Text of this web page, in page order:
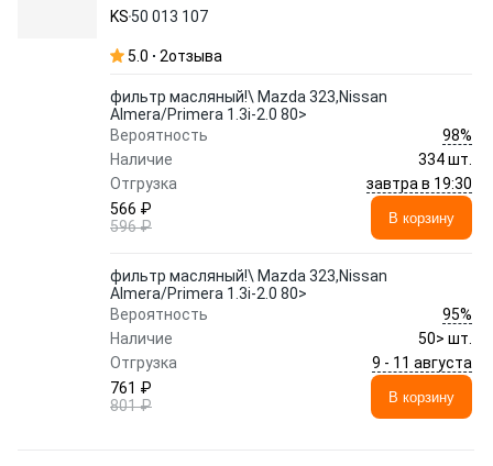
KS 50 013 107
5.0 2отзыва
фильтр масляный!\ Mazda 323,Nissan
Almera/Primera 1.3i-2.0 80>
Вероятность
98%
Наличие
334 шт.
Отгрузка
завтра в 19:30
566 ₽
596 ₽
В корзину
фильтр масляный!\ Mazda 323,Nissan
Almera/Primera 1.3i-2.0 80>
Вероятность
95%
Наличие
50> шт.
Отгрузка
9 - 11 августа
761 ₽
801 ₽
В корзину